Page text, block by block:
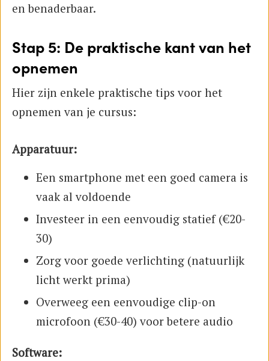
en benaderbaar.
Stap 5: De praktische kant van het
opnemen
Hier zijn enkele praktische tips voor het
opnemen van je cursus:
Apparatuur:
Een smartphone met een goed camera is
vaak al voldoende
Investeer in een eenvoudig statief (€20-
30)
Zorg voor goede verlichting (natuurlijk
licht werkt prima)
Overweeg een eenvoudige clip-on
microfoon (€30-40) voor betere audio
Software: